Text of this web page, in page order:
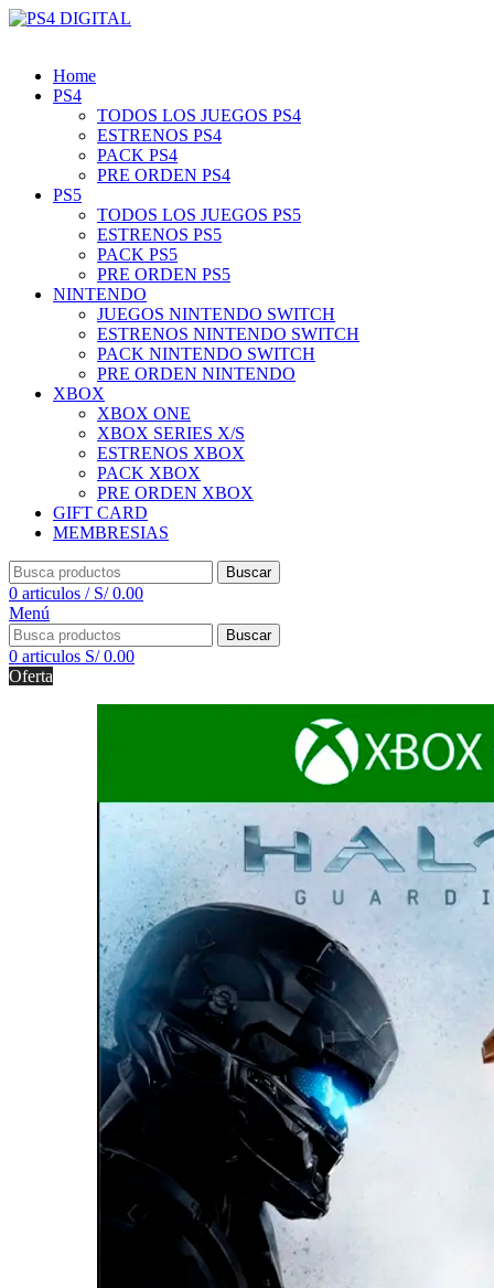
Home
PS4
TODOS LOS JUEGOS PS4
ESTRENOS PS4
PACK PS4
PRE ORDEN PS4
PS5
TODOS LOS JUEGOS PS5
ESTRENOS PS5
PACK PS5
PRE ORDEN PS5
NINTENDO
JUEGOS NINTENDO SWITCH
ESTRENOS NINTENDO SWITCH
PACK NINTENDO SWITCH
PRE ORDEN NINTENDO
XBOX
XBOX ONE
XBOX SERIES X/S
ESTRENOS XBOX
PACK XBOX
PRE ORDEN XBOX
GIFT CARD
MEMBRESIAS
Buscar
0 articulos / S/0.00
Menú
Buscar
0 articulos S/0.00
Oferta